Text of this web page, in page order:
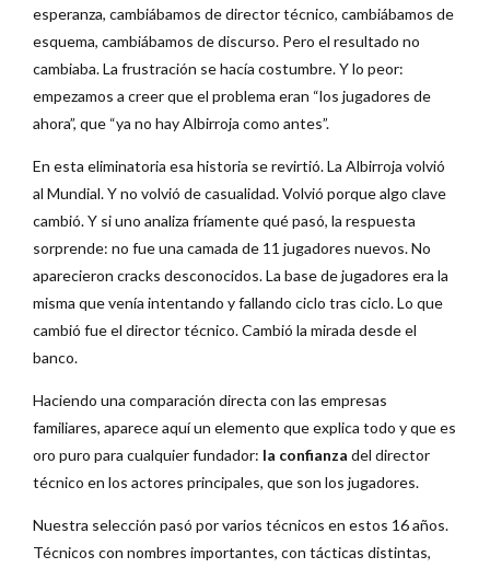
esperanza, cambiábamos de director técnico, cambiábamos de
esquema, cambiábamos de discurso. Pero el resultado no
cambiaba. La frustración se hacía costumbre. Y lo peor:
empezamos a creer que el problema eran “los jugadores de
ahora”, que “ya no hay Albirroja como antes”.
En esta eliminatoria esa historia se revirtió. La Albirroja volvió
al Mundial. Y no volvió de casualidad. Volvió porque algo clave
cambió. Y si uno analiza fríamente qué pasó, la respuesta
sorprende: no fue una camada de 11 jugadores nuevos. No
aparecieron cracks desconocidos. La base de jugadores era la
misma que venía intentando y fallando ciclo tras ciclo. Lo que
cambió fue el director técnico. Cambió la mirada desde el
banco.
Haciendo una comparación directa con las empresas
familiares, aparece aquí un elemento que explica todo y que es
oro puro para cualquier fundador: la confianza del director
técnico en los actores principales, que son los jugadores.
Nuestra selección pasó por varios técnicos en estos 16 años.
Técnicos con nombres importantes, con tácticas distintas,